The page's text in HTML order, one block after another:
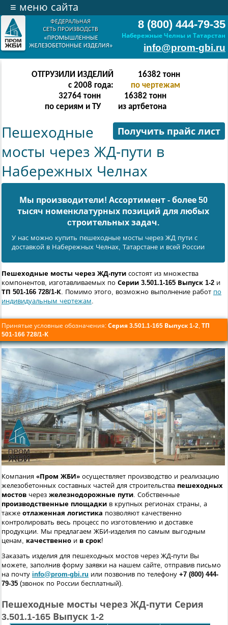
8 (800) 444-79-35
Набережные Челны и Татарстан
info@prom-gbi.ru
≡ меню сайта
ОТГРУЗИЛИ ИЗДЕЛИЙ
с 2008 года:
32766 тонн
по чертежам
65532 тонн
по сериям и ТУ
32766 тонн
из артбетона
Получить прайс лист
Пешеходные
мосты через ЖД-пути в
Набережных Челнах
Мы производители! Ассортимент - более 50
тысяч номенклатурных позиций для любых
cтроительных задач.
У нас можно купить пешеходные мосты через ЖД пути с
доставкой в Набережных Челнах, Татарстане и всей России
Пешеходные мосты через ЖД-пути состоят из множества
компонентов, изготавливаемых по Серии 3.501.1-165 Выпуск 1-2 и
ТП 501-166 728/1-К. Помимо этого, возможно выполнение работ по
индивидуальным чертежам.
Принятые условные обозначения: Серия 3.501.1-165 Выпуск 1-2, ТП
501-166 728/1-К
Компания «Пром ЖБИ» осуществляет производство и реализацию
железобетонных составных частей для строительства пешеходных
мостов через железнодорожные пути. Собственные
производственные площадки в крупных регионах страны, а
также отлаженная логистика позволяют качественно
контролировать весь процесс по изготовлению и доставке
продукции. Мы предлагаем ЖБИ-изделия по самым выгодным
ценам, качественно и в срок!
Заказать изделия для пешеходных мостов через ЖД-пути Вы
можете, заполнив форму заявки на нашем сайте, отправив письмо
на почту info@prom-gbi.ru или позвонив по телефону +7 (800) 444-
79-35 (звонок по России бесплатный).
Пешеходные мосты через ЖД-пути Серия
3.501.1-165 Выпуск 1-2